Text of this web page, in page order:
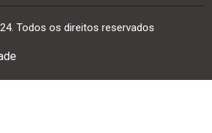
Todos os direitos reservados